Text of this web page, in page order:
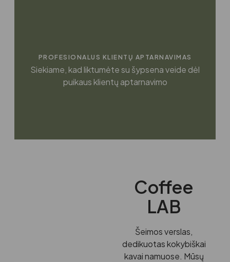
PROFESIONALUS KLIENTŲ APTARNAVIMAS
Siekiame, kad liktumėte su šypsena veide dėl
puikaus klientų aptarnavimo
Coffee
LAB
Šeimos verslas,
dedikuotas kokybiškai
kavai namuose. Mūsų